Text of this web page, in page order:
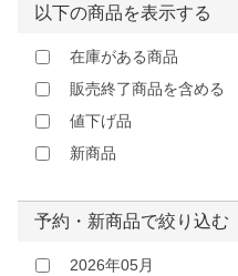
ファインプラス｜FINE
フットマーク｜
フラワーリング｜
マイケルコース｜
レゾトレーディング｜
レノマ｜renoma
ロゴス｜LOGOS
丸眞｜Marushin
以下の商品を表示する
在庫がある商品
販売終了商品を含める
値下げ品
新商品
予約・新商品で絞り込む
2026年05月